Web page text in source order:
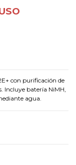
con purificación de
Incluye batería NiMH,
agua.